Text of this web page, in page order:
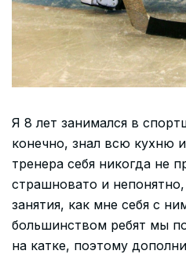
Я 8 лет занимался в
конечно, знал всю кухню
тренера себя никогда не
страшновато и
занятия, как мне себя с
большинством ребят мы
на катке, поэтому